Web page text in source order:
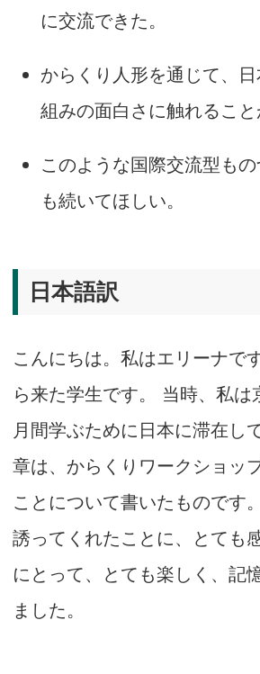
に交流できた。
からくり人形を通じて、
組みの面白さに触れること
このような国際交流型も
も続いてほしい。
日本語訳
こんにちは。私はエリーナで
ら来た学生です。 当時、私
月間学ぶために日本に滞在し
章は、からくりワークショッ
ことについて書いたものです
誘ってくれたことに、とても
にとって、とても楽しく、記
ました。